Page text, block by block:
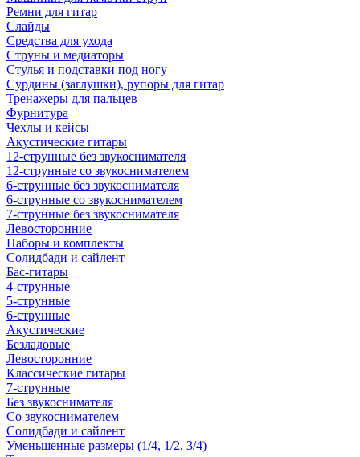
Ремни для гитар
Слайды
Средства для ухода
Струны и медиаторы
Стулья и подставки под ногу
Сурдины (заглушки), рупоры для гитар
Тренажеры для пальцев
Фурнитура
Чехлы и кейсы
Акустические гитары
12-струнные без звукоснимателя
12-струнные со звукоснимателем
6-струнные без звукоснимателя
6-струнные со звукоснимателем
7-струнные без звукоснимателя
Левосторонние
Наборы и комплекты
Солидбади и сайлент
Бас-гитары
4-струнные
5-струнные
6-струнные
Акустические
Безладовые
Левосторонние
Классические гитары
7-струнные
Без звукоснимателя
Со звукоснимателем
Солидбади и сайлент
Уменьшенные размеры (1/4, 1/2, 3/4)